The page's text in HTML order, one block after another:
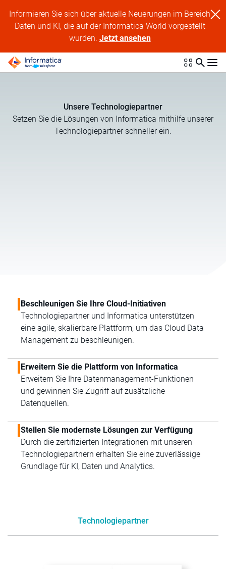
Informieren Sie sich über aktuelle Neuerungen im Bereich
Daten und KI, die auf der Informatica World vorgestellt
wurden. Jetzt ansehen
Unsere Technologiepartner
Setzen Sie die Lösungen von Informatica mithilfe unserer
Technologiepartner schneller ein.
Beschleunigen Sie Ihre Cloud-Initiativen
Technologiepartner und Informatica unterstützen
eine agile, skalierbare Plattform, um das Cloud Data
Management zu beschleunigen.
Erweitern Sie die Plattform von Informatica
Erweitern Sie Ihre Datenmanagement-Funktionen
und gewinnen Sie Zugriff auf zusätzliche
Datenquellen.
Stellen Sie modernste Lösungen zur Verfügung
Durch die zertifizierten Integrationen mit unseren
Technologiepartnern erhalten Sie eine zuverlässige
Grundlage für KI, Daten und Analytics.
Technologiepartner